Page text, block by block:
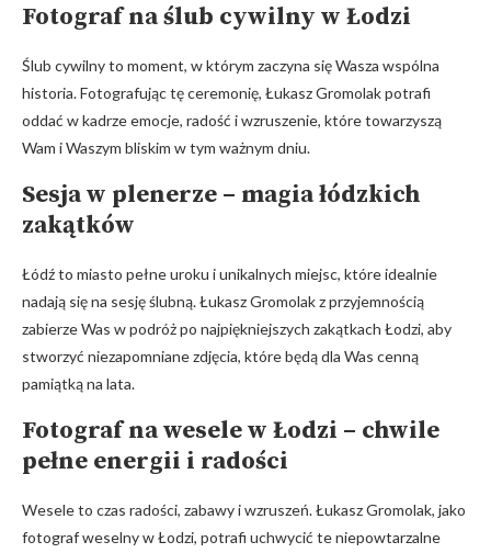
Fotograf na ślub cywilny w Łodzi
Ślub cywilny to moment, w którym zaczyna się Wasza wspólna
historia. Fotografując tę ceremonię, Łukasz Gromolak potrafi
oddać w kadrze emocje, radość i wzruszenie, które towarzyszą
Wam i Waszym bliskim w tym ważnym dniu.
Sesja w plenerze – magia łódzkich
zakątków
Łódź to miasto pełne uroku i unikalnych miejsc, które idealnie
nadają się na sesję ślubną. Łukasz Gromolak z przyjemnością
zabierze Was w podróż po najpiękniejszych zakątkach Łodzi, aby
stworzyć niezapomniane zdjęcia, które będą dla Was cenną
pamiątką na lata.
Fotograf na wesele w Łodzi – chwile
pełne energii i radości
Wesele to czas radości, zabawy i wzruszeń. Łukasz Gromolak, jako
fotograf weselny w Łodzi, potrafi uchwycić te niepowtarzalne